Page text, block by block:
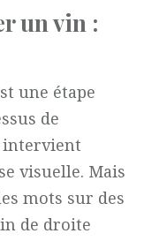
un vin :
une étape
de
intervient
visuelle. Mais
mots sur des
de droite